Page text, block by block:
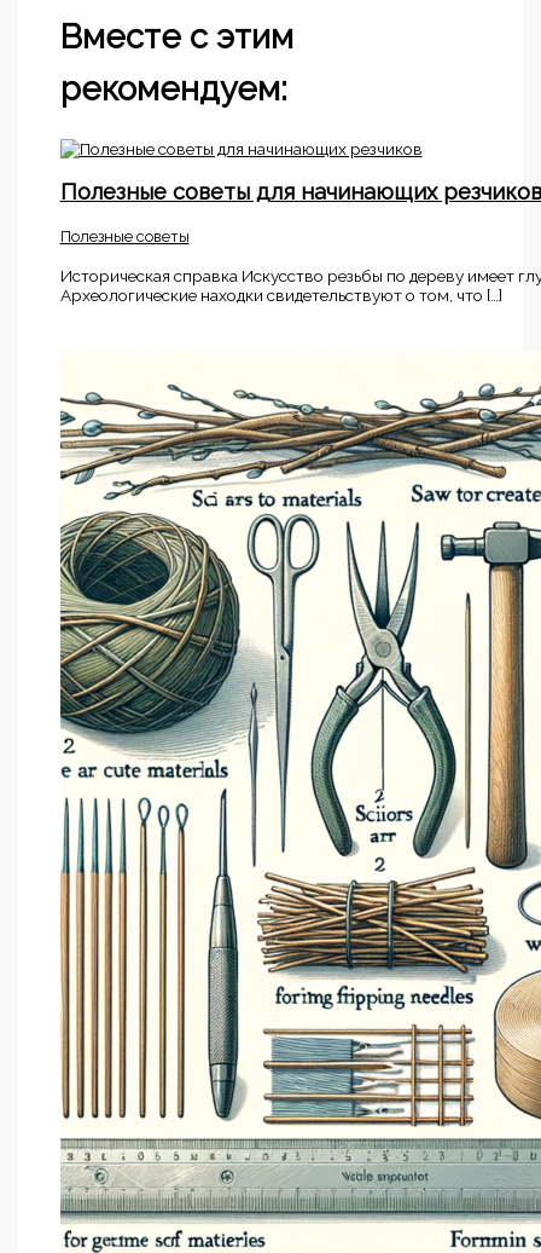
Вместе с этим
рекомендуем:
Полезные советы для начинающих резчиков
Полезные советы
Историческая справка Искусство резьбы по дереву имеет
Археологические находки свидетельствуют о том, что […]